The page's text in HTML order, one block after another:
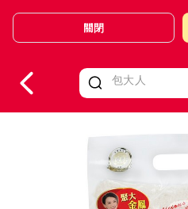
Valid Until 30 June 2026
關閉